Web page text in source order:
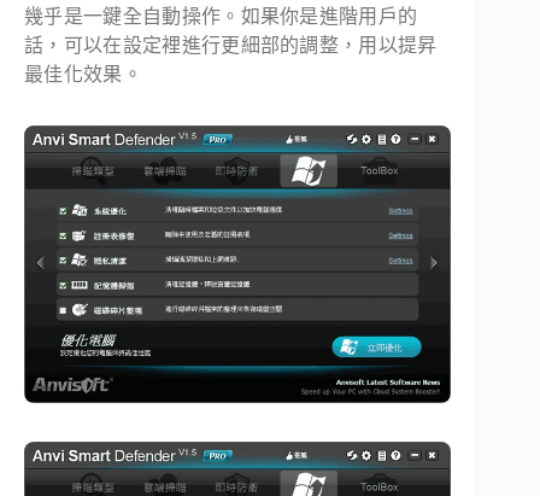
幾乎是一鍵全自動操作。如果你是進階用戶的
話，可以在設定裡進行更細部的調整，用以提昇
最佳化效果。